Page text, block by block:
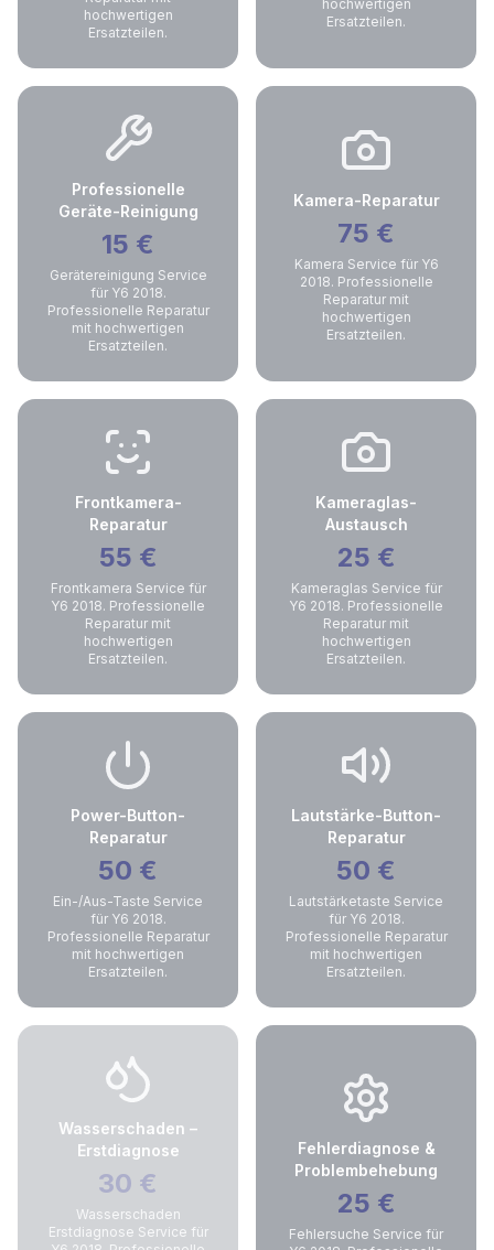
hochwertigen
Ersatzteilen.
hochwertigen
Ersatzteilen.
Professionelle
Geräte-Reinigung
15 €
Gerätereinigung Service
für Y6 2018.
Professionelle Reparatur
mit hochwertigen
Ersatzteilen.
Kamera-Reparatur
75 €
Kamera Service für Y6
2018. Professionelle
Reparatur mit
hochwertigen
Ersatzteilen.
Frontkamera-
Reparatur
55 €
Frontkamera Service für
Y6 2018. Professionelle
Reparatur mit
hochwertigen
Ersatzteilen.
Kameraglas-
Austausch
25 €
Kameraglas Service für
Y6 2018. Professionelle
Reparatur mit
hochwertigen
Ersatzteilen.
Power-Button-
Reparatur
50 €
Ein-/Aus-Taste Service
für Y6 2018.
Professionelle Reparatur
mit hochwertigen
Ersatzteilen.
Lautstärke-Button-
Reparatur
50 €
Lautstärketaste Service
für Y6 2018.
Professionelle Reparatur
mit hochwertigen
Ersatzteilen.
Wasserschaden –
Erstdiagnose
30 €
Wasserschaden
Erstdiagnose Service für
Fehlerdiagnose &
Problembehebung
25 €
Fehlersuche Service für